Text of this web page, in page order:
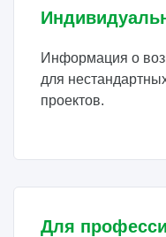
Информация о
для
проектов.
Для